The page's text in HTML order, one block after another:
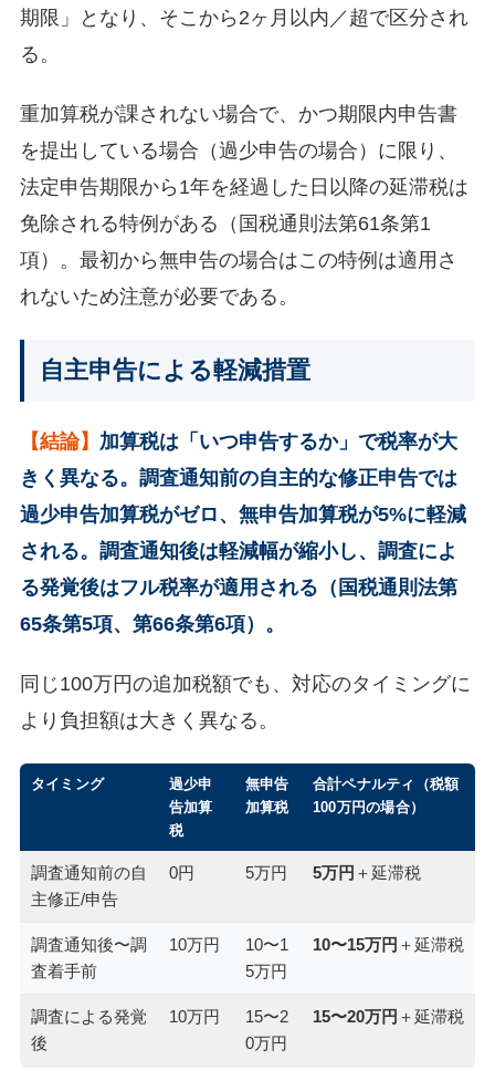
期限」となり、そこから2ヶ月以内／超で区分され
る。
重加算税が課されない場合で、かつ期限内申告書
を提出している場合（過少申告の場合）に限り、
法定申告期限から1年を経過した日以降の延滞税は
免除される特例がある（国税通則法第61条第1
項）。最初から無申告の場合はこの特例は適用さ
れないため注意が必要である。
自主申告による軽減措置
【結論】 加算税は「いつ申告するか」で税率が大
きく異なる。調査通知前の自主的な修正申告では
過少申告加算税がゼロ、無申告加算税が5%に軽減
される。調査通知後は軽減幅が縮小し、調査によ
る発覚後はフル税率が適用される（国税通則法第
65条第5項、第66条第6項）。
同じ100万円の追加税額でも、対応のタイミングに
より負担額は大きく異なる。
タイミング
過少申
告加算
税
無申告
加算税
合計ペナルティ（税額
100万円の場合）
調査通知前の自
主修正/申告
0円 5万円 5万円 ＋延滞税
調査通知後〜調
査着手前
10万円
10〜1
5万円
10〜15万円 ＋延滞税
調査による発覚
後
10万円
15〜2
0万円
15〜20万円 ＋延滞税